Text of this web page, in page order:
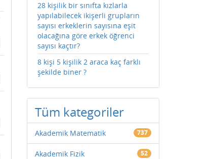
28 kişilik bir sınıfta kızlarla
yapılabilecek ikişerli grupların
sayısı erkeklerin sayısına eşit
olacağına göre erkek öğrenci
sayısı kaçtır?
8 kişi 5 kişilik 2 araca kaç farklı
şekilde biner ?
Tüm kategoriler
Akademik Matematik 737
Akademik Fizik 52